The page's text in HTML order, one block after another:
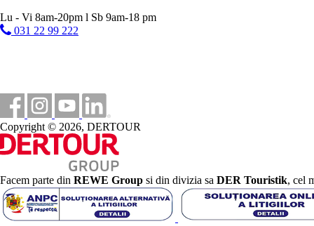
2 piscine pentru copii, patut gratuit (la cerere).
Masa
Gustari usoare, inghetata in timpul zilei (11:00 - 13:00 /
Bauturi alcoolice si nealcoolice (11:00 - 24:00)
Orele de mai sus pot fi modificate.
Carduri
VISA, CE/MC.
Site web
https://www.hovima-hotels.com
Lu - Vi 8am-20pm l Sb 9am-18 pm
031 22 99 222
Copyright © 2026, DERTOUR
Facem parte din REWE Group si din divizia sa DER Touristik, cel